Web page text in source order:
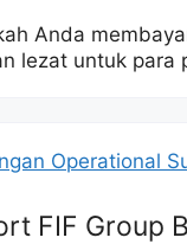
Anda
lezat untuk para
FIF Group